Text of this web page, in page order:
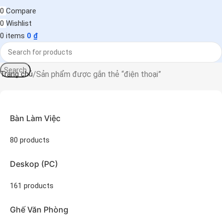
0 Compare
0 Wishlist
0 items 0 ₫
Search
Trang chủ Sản phẩm được gắn thẻ “điện thoại”
Bàn Làm Việc
80 products
Deskop (PC)
161 products
Ghế Văn Phòng